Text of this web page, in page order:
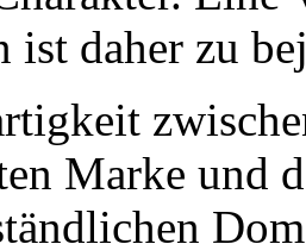
ist daher zu
Marke und